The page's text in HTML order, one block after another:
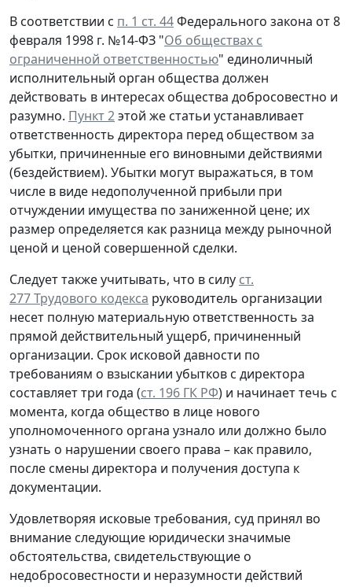
В соответствии с п. 1 ст. 44Федерального закона от 8
февраля 1998 г. №14-ФЗ "Об обществах с
ограниченной ответственностью" единоличный
исполнительный орган общества должен
действовать в интересах общества добросовестно и
разумно. Пункт 2этой же статьи устанавливает
ответственность директора перед обществом за
убытки, причиненные его виновными действиями
(бездействием). Убытки могут выражаться, в том
числе в виде недополученной прибыли при
отчуждении имущества по заниженной цене; их
размер определяется как разница между рыночной
ценой и ценой совершенной сделки.
Следует также учитывать, что в силу ст.
277 Трудового кодекса руководитель организации
несет полную материальную ответственность за
прямой действительный ущерб, причиненный
организации. Срок исковой давности по
требованиям о взыскании убытков с директора
составляет три года (ст. 196 ГК РФ) и начинает течь с
момента, когда общество в лице нового
уполномоченного органа узнало или должно было
узнать о нарушении своего права – как правило,
после смены директора и получения доступа к
документации.
Удовлетворяя исковые требования, суд принял во
внимание следующие юридически значимые
обстоятельства, свидетельствующие о
недобросовестности и неразумности действий